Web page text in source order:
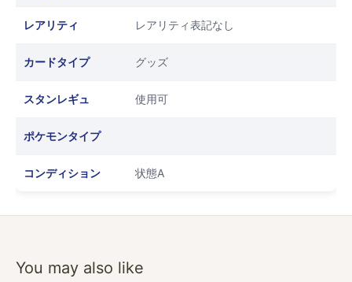
レアリティ レアリティ表記なし
カードタイプ グッズ
スタンレギュ 使用可
ポケモンタイプ
コンディション 状態A
You may also like